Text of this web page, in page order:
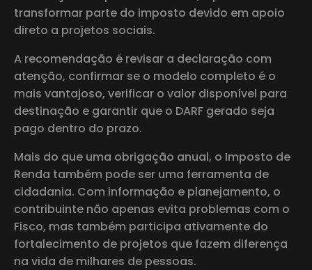
transformar parte do imposto devido em apoio
direto a projetos sociais.
A recomendação é revisar a declaração com
atenção, confirmar se o modelo completo é o
mais vantajoso, verificar o valor disponível para
destinação e garantir que o DARF gerado seja
pago dentro do prazo.
Mais do que uma obrigação anual, o Imposto de
Renda também pode ser uma ferramenta de
cidadania. Com informação e planejamento, o
contribuinte não apenas evita problemas com o
Fisco, mas também participa ativamente do
fortalecimento de projetos que fazem diferença
na vida de milhares de pessoas.